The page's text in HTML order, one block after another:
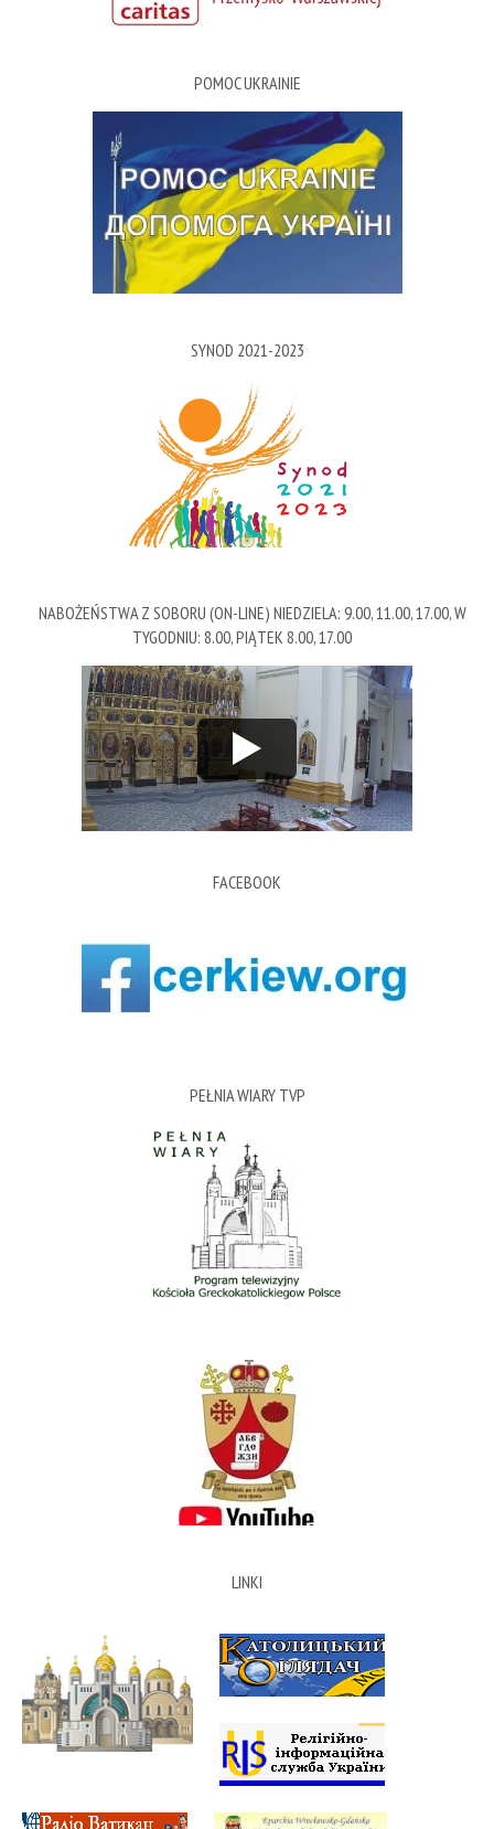
POMOC UKRAINIE
SYNOD 2021-2023
NABOŻEŃSTWA Z SOBORU (ON-LINE) NIEDZIELA: 9.00, 11.00, 17.00, W
TYGODNIU: 8.00, PIĄTEK 8.00, 17.00
FACEBOOK
PEŁNIA WIARY TVP
LINKI